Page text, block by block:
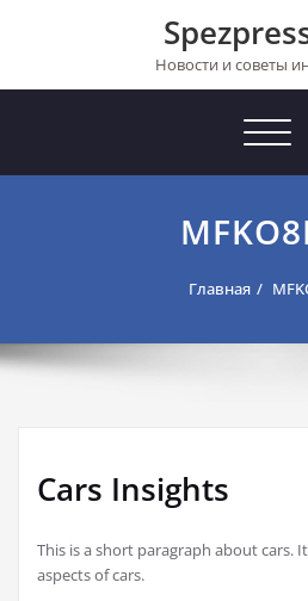
Новости и советы
Toggle
Главная
Cars Insights
This is a short paragraph about cars.
aspects of cars.